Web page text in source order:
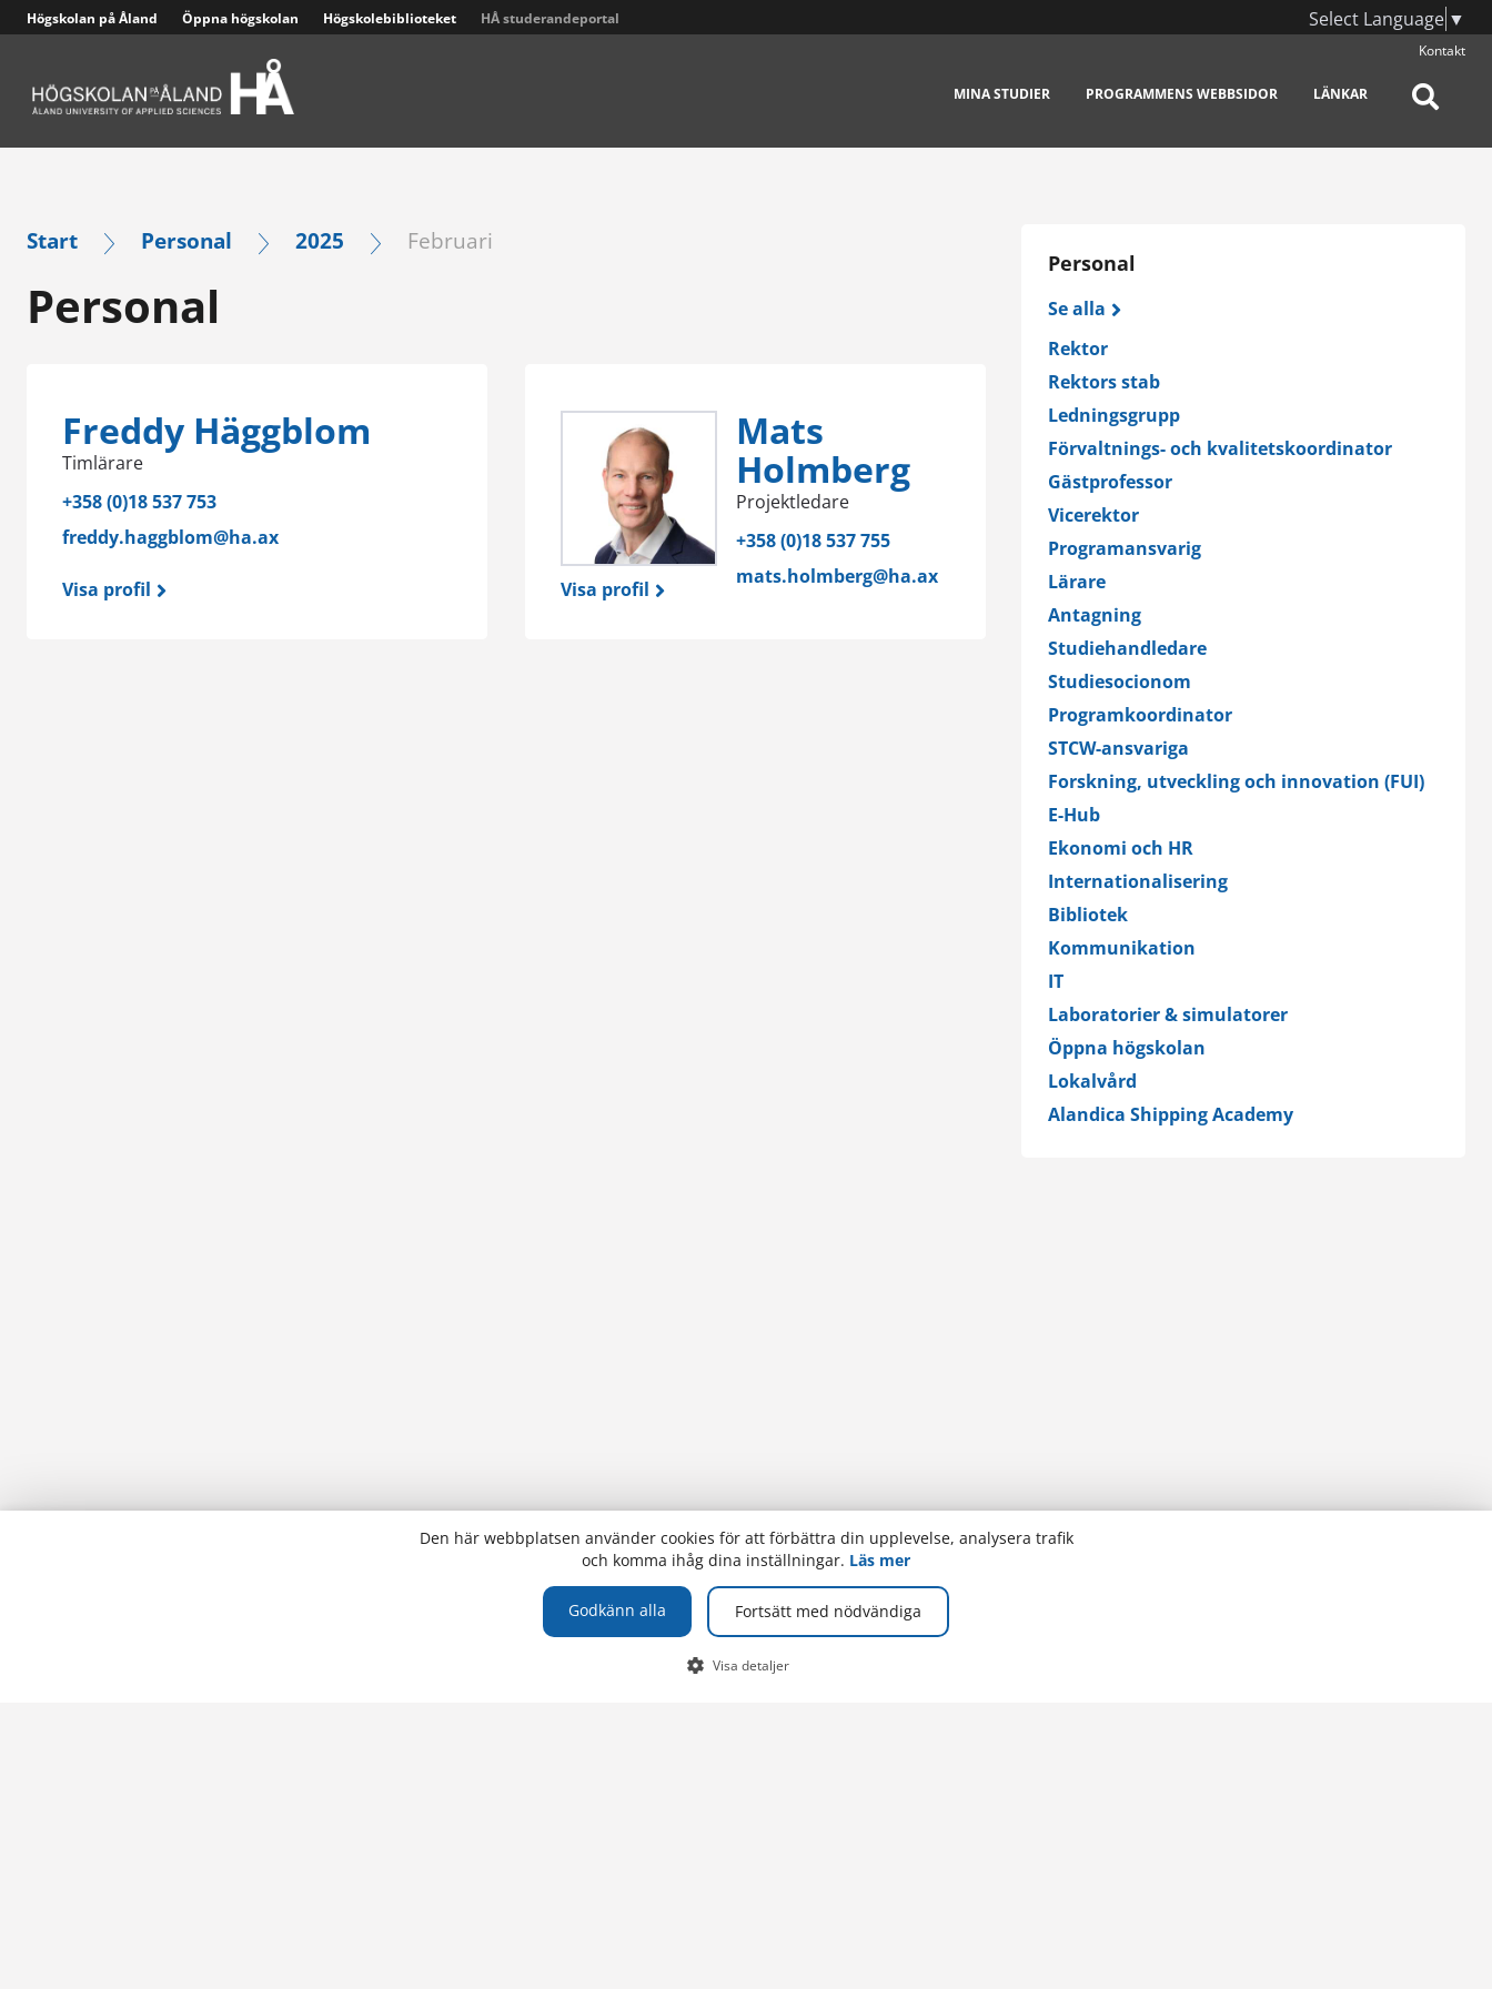
Högskolan på Åland Öppna högskolan Högskolebiblioteket HÅ studerandeportal Select Language ▼
Kontakt
MINA STUDIER PROGRAMMENS WEBBSIDOR LÄNKAR
Start Personal 2025 Februari
Personal
Visa profil
Freddy Häggblom
Timlärare
+358 (0)18 537 753
freddy.haggblom@ha.ax
Visa profil
Mats
Holmberg
Projektledare
+358 (0)18 537 755
mats.holmberg@ha.ax
Personal
Se alla
Rektor
Rektors stab
Ledningsgrupp
Förvaltnings- och kvalitetskoordinator
Gästprofessor
Vicerektor
Programansvarig
Lärare
Antagning
Studiehandledare
Studiesocionom
Programkoordinator
STCW-ansvariga
Forskning, utveckling och innovation (FUI)
E-Hub
Ekonomi och HR
Internationalisering
Bibliotek
Kommunikation
IT
Laboratorier & simulatorer
Öppna högskolan
Lokalvård
Alandica Shipping Academy
Högskolan på Åland
TELEFON
+358 (0)18 537 000 Växel
Den här webbplatsen använder cookies för att förbättra din upplevelse, analysera trafik
och komma ihåg dina inställningar. Läs mer
Godkänn alla Fortsätt med nödvändiga
Visa detaljer